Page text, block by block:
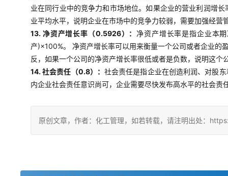
业在同行业中的竞争力和市场地位。如果企业的营业利润增
业平均水平，说明企业在市场中的竞争力较弱，需要加强经
13. 净资产增长率（0.5926）： 净资产增长率是指企业本
产)×100%。 净资产增长率可以用来衡量一个公司或者企业的
反，如果一个公司的净资产增长率很低或者是负数，说明这
14. 社会责任（0.8）： 社会责任是指企业在创造利润、对股
内企业社会责任意识尚可，企业需要尽快发布高水平的社会责
原创文章，作者：化工管理，如若转载，请注明出处：